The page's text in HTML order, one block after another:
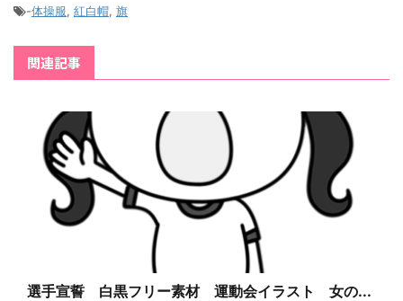
-体操服, 紅白帽, 旗
関連記事
選手宣誓 白黒フリー素材 運動会イラスト 女の...